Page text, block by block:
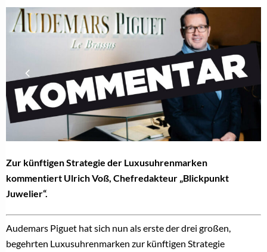
Zur künftigen Strategie der Luxusuhrenmarken
kommentiert Ulrich Voß, Chefredakteur „Blickpunkt
Juwelier“.
Audemars Piguet hat sich nun als erste der drei großen,
begehrten Luxusuhrenmarken zur künftigen Strategie